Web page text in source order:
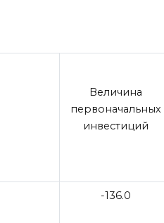
Величина
первоначальных
инвестиций
-136.0